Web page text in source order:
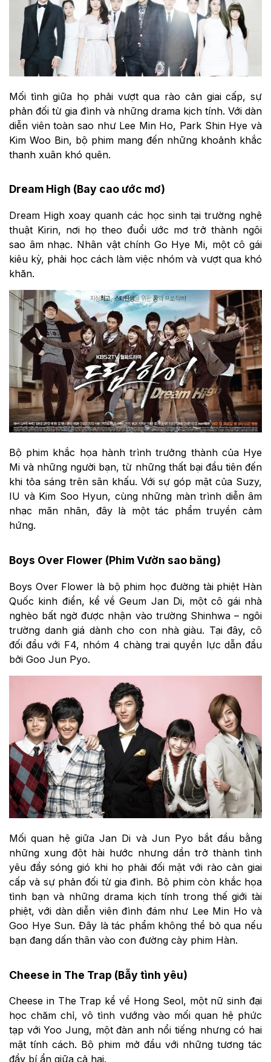
Mối tình giữa họ phải vượt qua rào cản giai cấp, sự
phản đối từ gia đình và những drama kịch tính. Với dàn
diễn viên toàn sao như Lee Min Ho, Park Shin Hye và
Kim Woo Bin, bộ phim mang đến những khoảnh khắc
thanh xuân khó quên.
Dream High (Bay cao ước mơ)
Dream High xoay quanh các học sinh tại trường nghệ
thuật Kirin, nơi họ theo đuổi ước mơ trở thành ngôi
sao âm nhạc. Nhân vật chính Go Hye Mi, một cô gái
kiêu kỳ, phải học cách làm việc nhóm và vượt qua khó
khăn.
Bộ phim khắc họa hành trình trưởng thành của Hye
Mi và những người bạn, từ những thất bại đầu tiên đến
khi tỏa sáng trên sân khấu. Với sự góp mặt của Suzy,
IU và Kim Soo Hyun, cùng những màn trình diễn âm
nhạc mãn nhãn, đây là một tác phẩm truyền cảm
hứng.
Boys Over Flower (Phim Vườn sao băng)
Boys Over Flower là bộ phim học đường tài phiệt Hàn
Quốc kinh điển, kể về Geum Jan Di, một cô gái nhà
nghèo bất ngờ được nhận vào trường Shinhwa – ngôi
trường danh giá dành cho con nhà giàu. Tại đây, cô
đối đầu với F4, nhóm 4 chàng trai quyền lực dẫn đầu
bởi Goo Jun Pyo.
Mối quan hệ giữa Jan Di và Jun Pyo bắt đầu bằng
những xung đột hài hước nhưng dần trở thành tình
yêu đầy sóng gió khi họ phải đối mặt với rào cản giai
cấp và sự phản đối từ gia đình. Bộ phim còn khắc họa
tình bạn và những drama kịch tính trong thế giới tài
phiệt, với dàn diễn viên đình đám như Lee Min Ho và
Goo Hye Sun. Đây là tác phẩm không thể bỏ qua nếu
bạn đang dấn thân vào con đường cày phim Hàn.
Cheese in The Trap (Bẫy tình yêu)
Cheese in The Trap kể về Hong Seol, một nữ sinh đại
học chăm chỉ, vô tình vướng vào mối quan hệ phức
tạp với Yoo Jung, một đàn anh nổi tiếng nhưng có hai
mặt tính cách. Bộ phim mở đầu với những tương tác
đầy bí ẩn giữa cả hai.